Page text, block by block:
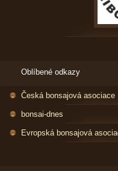
Oblíbené odkazy
Česká bonsajová asociace
bonsai-dnes
Evropská bonsajová